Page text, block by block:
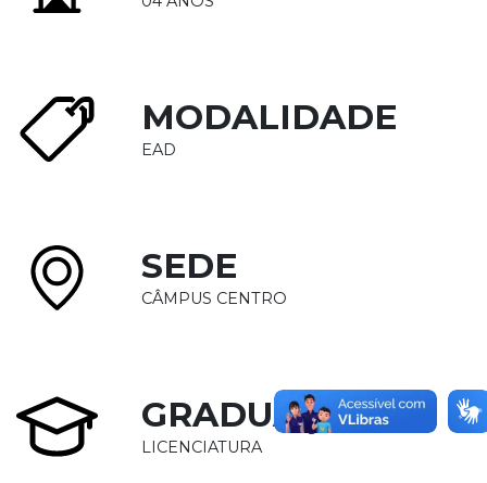
MODALIDADE
EAD
SEDE
CÂMPUS CENTRO
GRADUAÇÃO
LICENCIATURA